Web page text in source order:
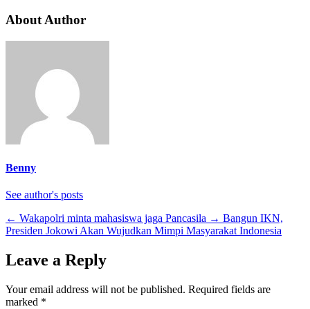
About Author
Benny
See author's posts
← Wakapolri minta mahasiswa jaga Pancasila → Bangun IKN,
Presiden Jokowi Akan Wujudkan Mimpi Masyarakat Indonesia
Leave a Reply
Your email address will not be published. Required fields are
marked *